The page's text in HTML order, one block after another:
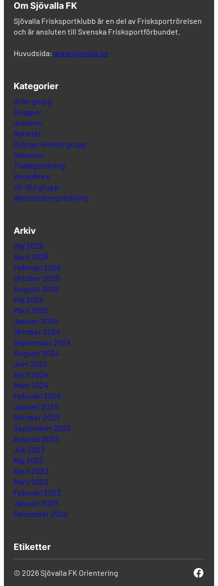
Om Sjövalla FK
Sjövalla Frisksportklubb är en del av Frisksportrörelsen
och är ansluten till Svenska Frisksportförbundet.
Huvudsida: www.sjovalla.se
Kategorier
Grön grupp
Grupper
Juniorer
Nyheter
Orange-Violett grupp
Seniorer
Tisdagsträning
Veckobrev
Vit-Gul grupp
Wendelsbergsträning
Arkiv
Maj 2026
April 2026
Februari 2026
Oktober 2025
Augusti 2025
Maj 2025
Mars 2025
Januari 2025
Oktober 2024
September 2024
Augusti 2024
Juni 2024
April 2024
Mars 2024
Februari 2024
Januari 2024
Oktober 2023
September 2023
Augusti 2023
Juli 2023
Maj 2023
April 2023
Mars 2023
Februari 2023
Januari 2023
December 2022
Etiketter
© 2026 Sjövalla FK Orientering